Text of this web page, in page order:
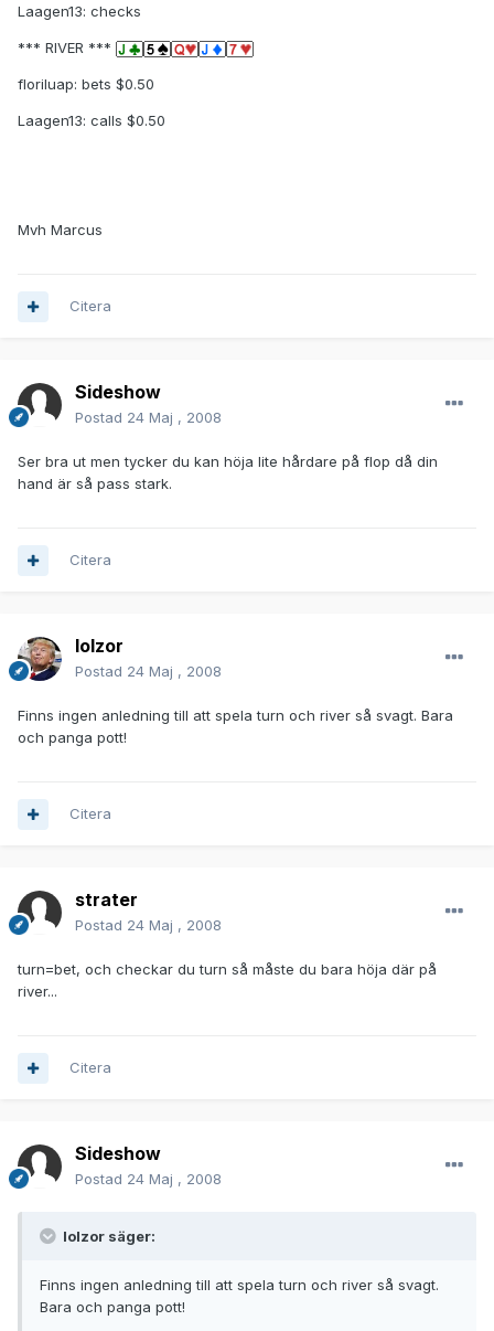
Laagen13: checks
*** RIVER ***
floriluap: bets $0.50
Laagen13: calls $0.50
Mvh Marcus
Citera
Sideshow
Postad 24 Maj , 2008
Ser bra ut men tycker du kan höja lite hårdare på flop då din
hand är så pass stark.
Citera
lolzor
Postad 24 Maj , 2008
Finns ingen anledning till att spela turn och river så svagt. Bara
och panga pott!
Citera
strater
Postad 24 Maj , 2008
turn=bet, och checkar du turn så måste du bara höja där på
river...
Citera
Sideshow
Postad 24 Maj , 2008
lolzor säger:
Finns ingen anledning till att spela turn och river så svagt.
Bara och panga pott!